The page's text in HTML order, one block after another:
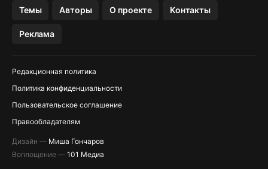
Темы Авторы О проекте Контакты
Реклама
Редакционная политика
Политика конфиденциальности
Пользовательское соглашение
Правообладателям
Дизайн — Миша Гончаров
Воплощение — 101 Медиа